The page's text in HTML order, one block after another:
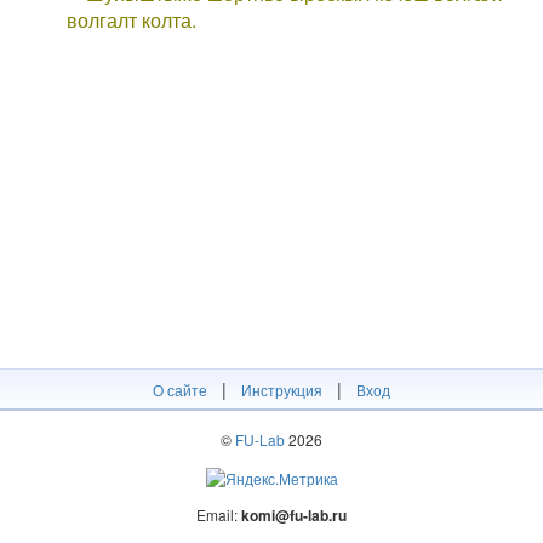
волгалт колта.
О сайте | Инструкция | Вход
© FU-Lab2026
Email:komi@fu-lab.ru